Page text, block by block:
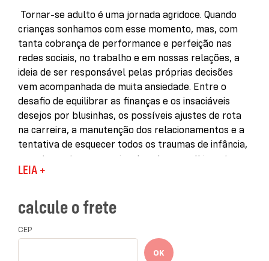
Tornar-se adulto é uma jornada agridoce. Quando
crianças sonhamos com esse momento, mas, com
tanta cobrança de performance e perfeição nas
redes sociais, no trabalho e em nossas relações, a
ideia de ser responsável pelas próprias decisões
vem acompanhada de muita ansiedade. Entre o
desafio de equilibrar as finanças e os insaciáveis
desejos por blusinhas, os possíveis ajustes de rota
na carreira, a manutenção dos relacionamentos e a
tentativa de esquecer todos os traumas de infância,
a gente sente que precisa de calma, acolhimento,
um hobby novo e uma boa conversa. E nada melhor
faça com que você não se sinta tão sozinho nesse
turbilhão de sentimentos que inunda nossos 30 (ou
quase, ou muitos) anos.
Com sua sensibilidade característica, Matheus
LEIA +
calcule o frete
CEP
OK